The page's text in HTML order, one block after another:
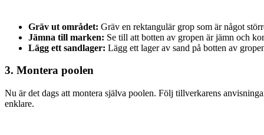
Gräv ut området: Gräv en rektangulär grop som är något
Jämna till marken: Se till att botten av gropen är jämn och
Lägg ett sandlager: Lägg ett lager av sand på botten av
3. Montera poolen
Nu är det dags att montera själva poolen. Följ tillverkarens
enklare.